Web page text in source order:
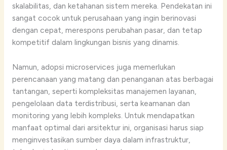
skalabilitas, dan ketahanan sistem mereka. Pendekatan ini
sangat cocok untuk perusahaan yang ingin berinovasi
dengan cepat, merespons perubahan pasar, dan tetap
kompetitif dalam lingkungan bisnis yang dinamis.
Namun, adopsi microservices juga memerlukan
perencanaan yang matang dan penanganan atas berbagai
tantangan, seperti kompleksitas manajemen layanan,
pengelolaan data terdistribusi, serta keamanan dan
monitoring yang lebih kompleks. Untuk mendapatkan
manfaat optimal dari arsitektur ini, organisasi harus siap
menginvestasikan sumber daya dalam infrastruktur,